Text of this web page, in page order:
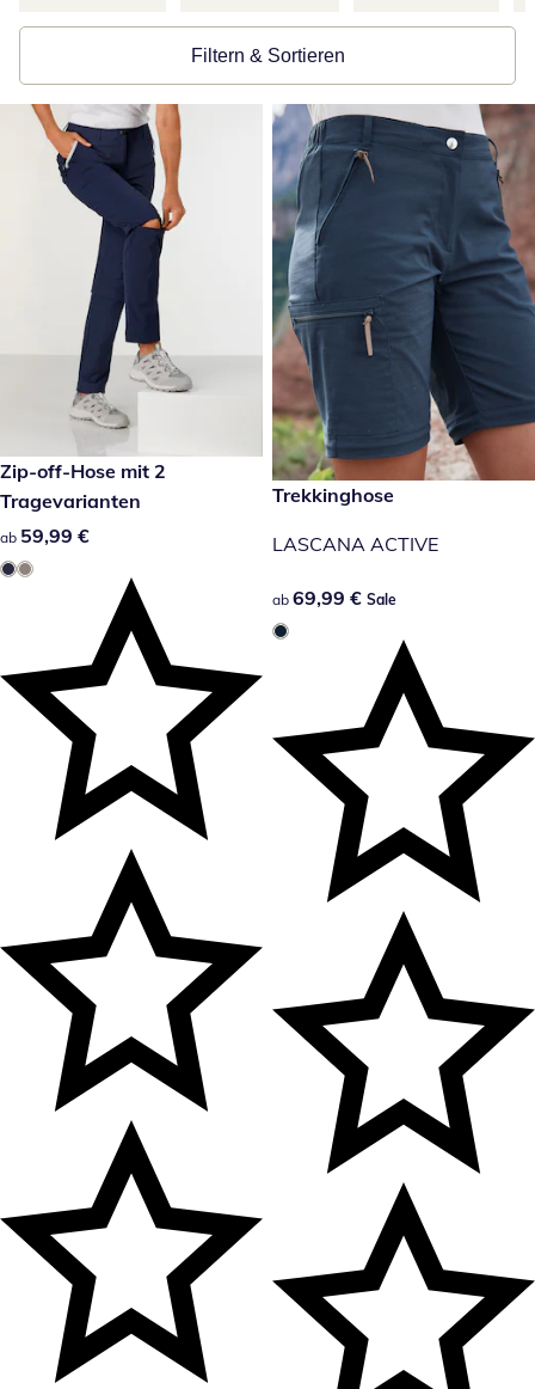
Filtern & Sortieren
59,99 €
Zip-off-Hose mit 2
Tragevarianten
59,99 €
ab 59,99 €
69,99 €
Sale
Trekkinghose
LASCANA ACTIVE
69,99 €
ab 69,99 € Sale